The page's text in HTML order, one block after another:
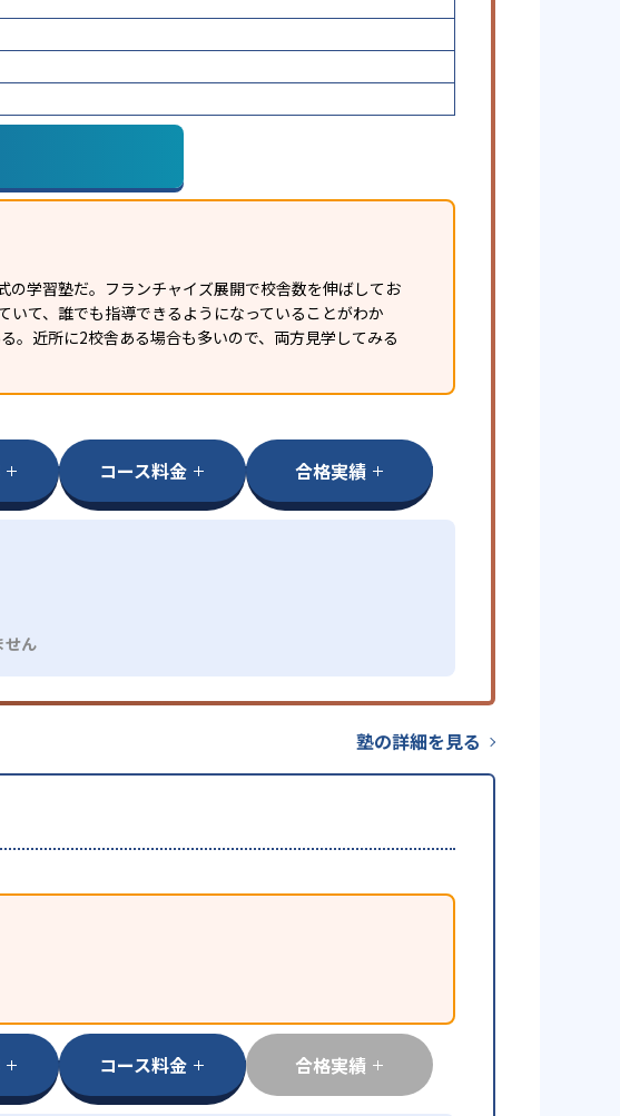
学習塾だ。フランチャイズ展開で校舎数を伸ばしてお
て、誰でも指導できるようになっていることがわか
。近所に2校舎ある場合も多いので、両方見学してみる
コース料金 合格実績
せん
塾の詳細を見る
コース料金 合格実績